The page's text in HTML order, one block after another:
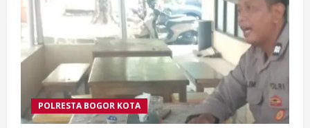
POLRESTA BOGOR KOTA